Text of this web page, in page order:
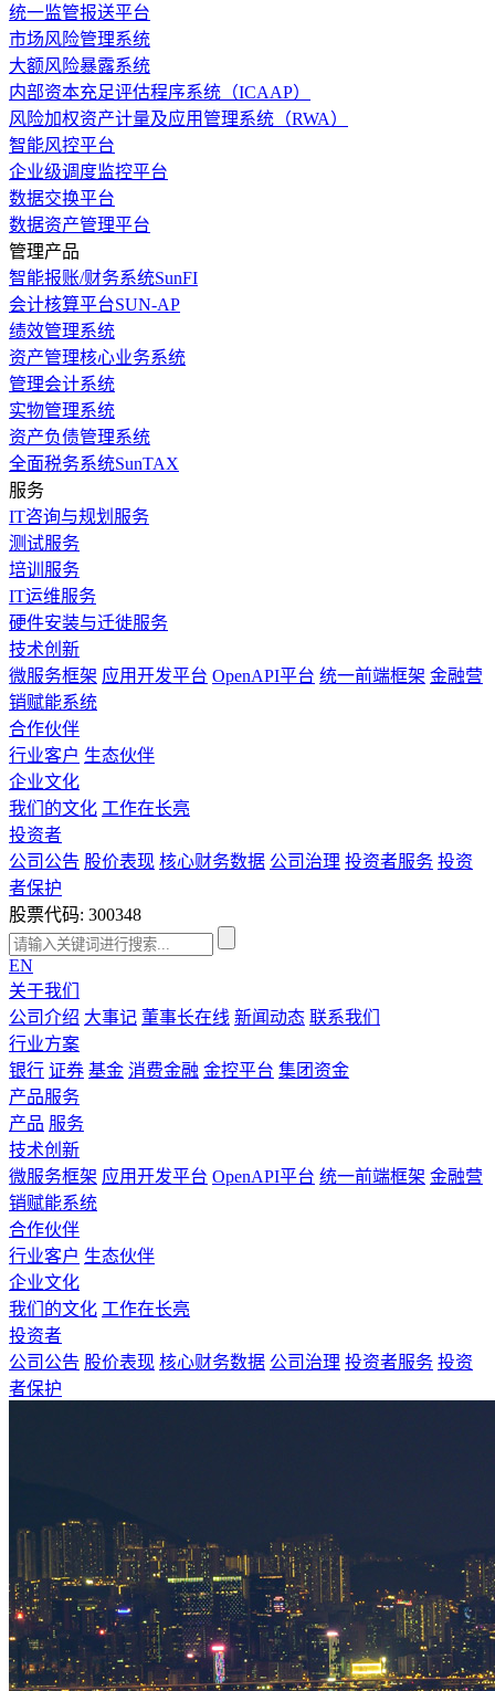
统一监管报送平台
市场风险管理系统
大额风险暴露系统
内部资本充足评估程序系统（ICAAP）
风险加权资产计量及应用管理系统（RWA）
智能风控平台
企业级调度监控平台
数据交换平台
数据资产管理平台
管理产品
智能报账/财务系统SunFI
会计核算平台SUN-AP
绩效管理系统
资产管理核心业务系统
管理会计系统
实物管理系统
资产负债管理系统
全面税务系统SunTAX
服务
IT咨询与规划服务
测试服务
培训服务
IT运维服务
硬件安装与迁徙服务
技术创新
微服务框架 应用开发平台 OpenAPI平台 统一前端框架 金融营
销赋能系统
合作伙伴
行业客户 生态伙伴
企业文化
我们的文化 工作在长亮
投资者
公司公告 股价表现 核心财务数据 公司治理 投资者服务 投资
者保护
股票代码: 300348
EN
关于我们
公司介绍 大事记 董事长在线 新闻动态 联系我们
行业方案
银行 证券 基金 消费金融 金控平台 集团资金
产品服务
产品 服务
技术创新
微服务框架 应用开发平台 OpenAPI平台 统一前端框架 金融营
销赋能系统
合作伙伴
行业客户 生态伙伴
企业文化
我们的文化 工作在长亮
投资者
公司公告 股价表现 核心财务数据 公司治理 投资者服务 投资
者保护